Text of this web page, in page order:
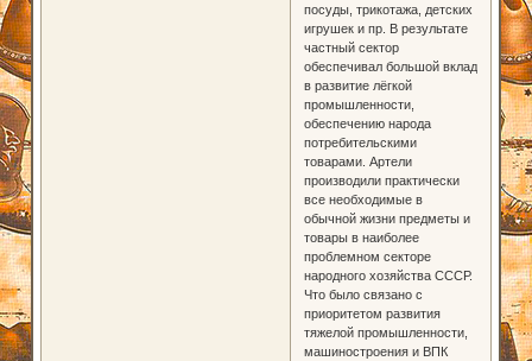
посуды, трикотажа, детских
игрушек и пр. В результате
частный сектор
обеспечивал большой вклад
в развитие лёгкой
промышленности,
обеспечению народа
потребительскими
товарами. Артели
производили практически
все необходимые в
обычной жизни предметы и
товары в наиболее
проблемном секторе
народного хозяйства СССР.
Что было связано с
приоритетом развития
тяжелой промышленности,
машиностроения и ВПК